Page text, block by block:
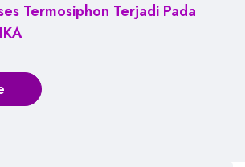
Termosiphon Terjadi Pada